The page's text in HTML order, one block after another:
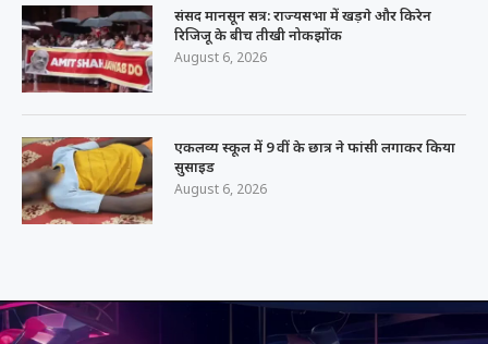
संसद मानसून सत्र: राज्यसभा में खड़गे और किरेन
रिजिजू के बीच तीखी नोकझोंक
August 6, 2026
एकलव्य स्कूल में 9 वीं के छात्र ने फांसी लगाकर किया
सुसाइड
August 6, 2026